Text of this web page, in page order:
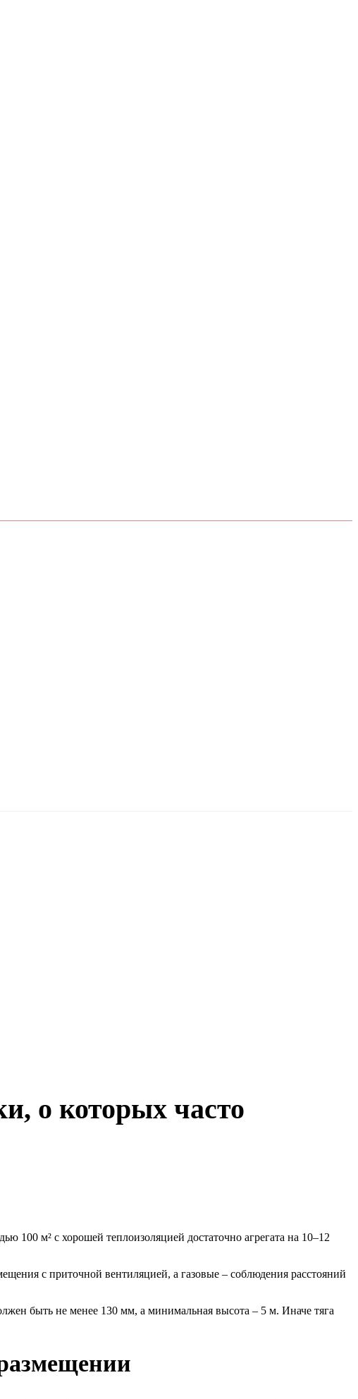
о которых часто
м² с хорошей теплоизоляцией достаточно агрегата на 10–12
с приточной вентиляцией, а газовые – соблюдения расстояний
быть не менее 130 мм, а минимальная высота – 5 м. Иначе тяга